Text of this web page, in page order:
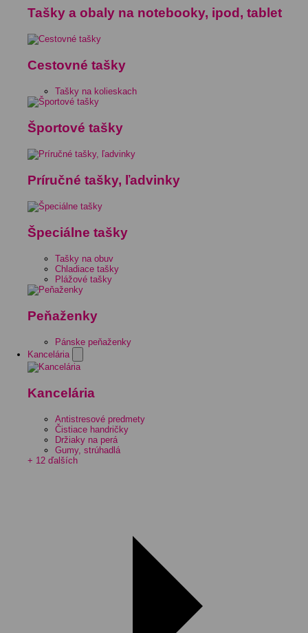
Tašky a obaly na notebooky, ipod, tablet
Cestovné tašky
Tašky na kolieskach
Športové tašky
Príručné tašky, ľadvinky
Špeciálne tašky
Tašky na obuv
Chladiace tašky
Plážové tašky
Peňaženky
Pánske peňaženky
Kancelária
Kancelária
Antistresové predmety
Čistiace handričky
Držiaky na perá
Gumy, strúhadlá
+ 12 ďalších